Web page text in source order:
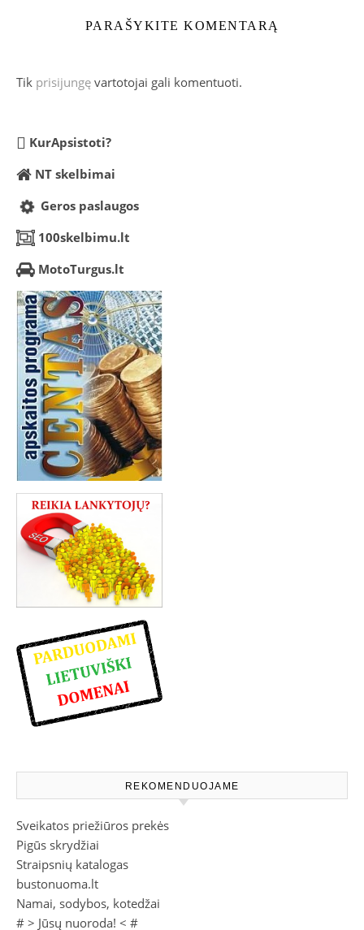
PARAŠYKITE KOMENTARĄ
Tik prisijungę vartotojai gali komentuoti.
KurApsistoti?
NT skelbimai
Geros paslaugos
100skelbimu.lt
MotoTurgus.lt
REKOMENDUOJAME
Sveikatos priežiūros prekės
Pigūs skrydžiai
Straipsnių katalogas
bustonuoma.lt
Namai, sodybos, kotedžai
# > Jūsų nuoroda! < #